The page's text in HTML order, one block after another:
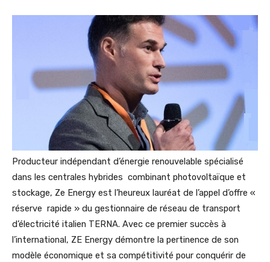
Producteur indépendant d’énergie renouvelable spécialisé
dans les centrales hybrides combinant photovoltaïque et
stockage, Ze Energy est l’heureux lauréat de l’appel d’offre «
réserve rapide » du gestionnaire de réseau de transport
d’électricité italien TERNA. Avec ce premier succès à
l’international, ZE Energy démontre la pertinence de son
modèle économique et sa compétitivité pour conquérir de